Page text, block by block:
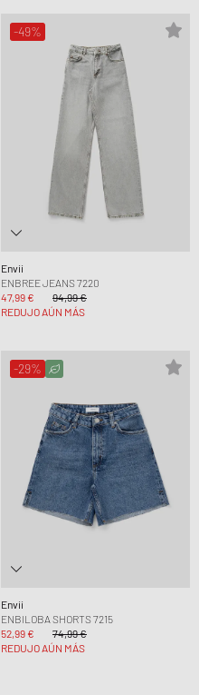
-49%
Envii
ENBREE JEANS 7220
47,99 €
94,99 €
REDUJO AÚN MÁS
-29%
Envii
ENBILOBA SHORTS 7215
52,99 €
74,99 €
REDUJO AÚN MÁS